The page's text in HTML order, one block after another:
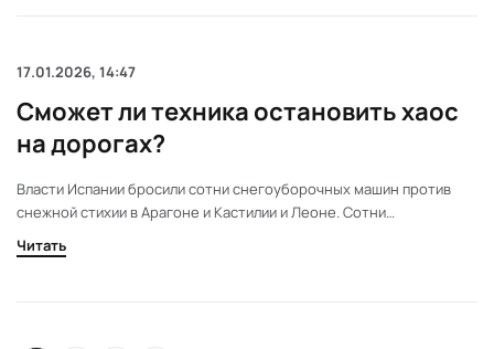
17.01.2026, 14:47
Сможет ли техника остановить хаос
на дорогах?
Власти Испании бросили сотни снегоуборочных машин против
снежной стихии в Арагоне и Кастилии и Леоне. Сотни
снегоуборочных машин и тысячи тонн реагентов вышли на
борьбу со снегом. Десятки трасс заблокированы, движение
Читать